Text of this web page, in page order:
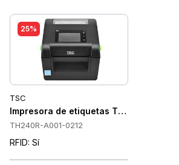
25%
TSC
Impresora de etiquetas TSC TH240R
TH240R-A001-0212
RFID: Sí